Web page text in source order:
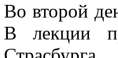
Во второй
В лекции